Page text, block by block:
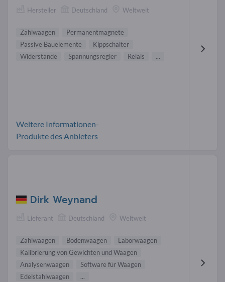
Hersteller Deutschland Weltweit
Zählwaagen
Permanentmagnete
Passive Bauelemente
Kippschalter
Widerstände
Spannungsregler Relais ...
Weitere Informationen-
Produkte des Anbieters
Dirk Weynand
Lieferant Deutschland Weltweit
Zählwaagen Bodenwaagen
Laborwaagen
Kalibrierung von Gewichten und Waagen
Analysenwaagen
Software für Waagen
Edelstahlwaagen
...